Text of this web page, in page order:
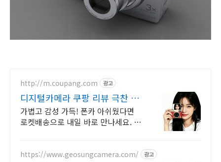
http://m.coupang.com 광고
디지털카메라 쿠팡 리뷰 극찬 가
성비
가볍고 감성 가득! 폰카 아쉬웠다면
로켓배송으로 내일 바로 만나세요. 와
https://www.geosungcamera.com/ 광고